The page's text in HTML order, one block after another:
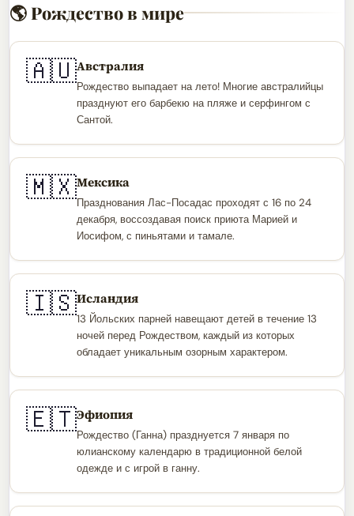
🌎 Рождество в мире
🇦🇺Австралия
Рождество выпадает на лето! Многие австралийцы
празднуют его барбекю на пляже и серфингом с
Сантой.
🇲🇽Мексика
Празднования Лас-Посадас проходят с 16 по 24
декабря, воссоздавая поиск приюта Марией и
Иосифом, с пиньятами и тамале.
🇮🇸Исландия
13 Йольских парней навещают детей в течение 13
ночей перед Рождеством, каждый из которых
обладает уникальным озорным характером.
🇪🇹Эфиопия
Рождество (Ганна) празднуется 7 января по
юлианскому календарю в традиционной белой
одежде и с игрой в ганну.